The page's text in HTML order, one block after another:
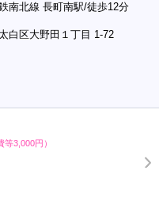
南北線 長町南駅/徒歩12分
白区大野田１丁目 1-72
等3,000円）